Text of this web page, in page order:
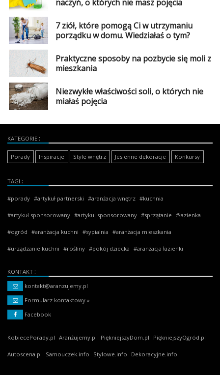
naczyń, o których nie masz pojęcia
7 ziół, które pomogą Ci w utrzymaniu
porządku w domu. Wiedziałaś o tym?
Praktyczne sposoby na pozbycie się moli z
mieszkania
Niezwykłe właściwości soli, o których nie
miałaś pojęcia
KATEGORIE
Porady Inspiracje Style wnętrz Jesienne dekoracje Konkursy
TAGI
porady artykuł partnerski aranżacja wnętrz kuchnia
artykuł sponsorowany artykul sponsorowany sprzątanie łazienka
ogród aranżacja kuchni sypialnia aranżacja mieszkania
urządzanie kuchni rośliny pokój dziecka aranżacja łazienki
KONTAKT
kontakt@aranzujemy.pl
Formularz kontaktowy »
Facebook
KobiecePorady.pl Aranżujemy.pl PiękniejszyDom.pl PiękniejszyOgród.pl
Autoscena.pl Samouczek.info Stylowe.info Dekoracyjne.info